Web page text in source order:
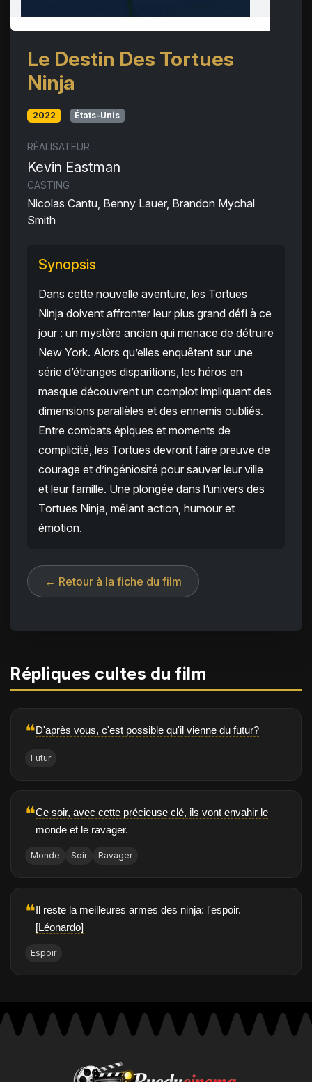
Le Destin Des Tortues
Ninja
2022 États-Unis
RÉALISATEUR
Kevin Eastman
CASTING
Nicolas Cantu, Benny Lauer, Brandon Mychal
Smith
Synopsis
Dans cette nouvelle aventure, les Tortues
Ninja doivent affronter leur plus grand défi à ce
jour : un mystère ancien qui menace de détruire
New York. Alors qu’elles enquêtent sur une
série d’étranges disparitions, les héros en
masque découvrent un complot impliquant des
dimensions parallèles et des ennemis oubliés.
Entre combats épiques et moments de
complicité, les Tortues devront faire preuve de
courage et d’ingéniosité pour sauver leur ville
et leur famille. Une plongée dans l’univers des
Tortues Ninja, mêlant action, humour et
émotion.
← Retour à la fiche du film
Répliques cultes du film
❝D'après vous, c'est possible qu'il vienne du futur?
Futur
❝Ce soir, avec cette précieuse clé, ils vont envahir le
monde et le ravager.
Monde Soir Ravager
❝Il reste la meilleures armes des ninja: l'espoir.
[Léonardo]
Espoir